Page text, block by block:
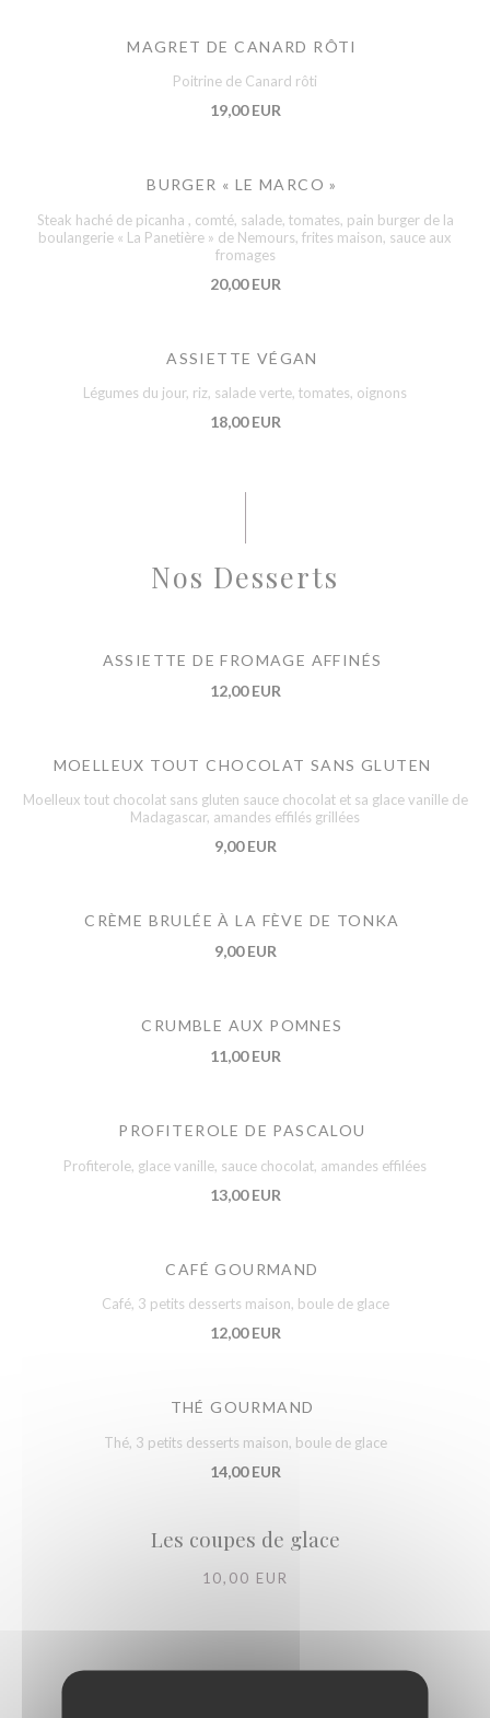
MAGRET DE CANARD RÔTI
Poitrine de Canard rôti
19,00 EUR
BURGER « LE MARCO »
Steak haché de picanha , comté, salade, tomates, pain burger de la
boulangerie « La Panetière » de Nemours, frites maison, sauce aux
fromages
20,00 EUR
ASSIETTE VÉGAN
Légumes du jour, riz, salade verte, tomates, oignons
18,00 EUR
Nos Desserts
ASSIETTE DE FROMAGE AFFINÉS
12,00 EUR
MOELLEUX TOUT CHOCOLAT SANS GLUTEN
Moelleux tout chocolat sans gluten sauce chocolat et sa glace vanille de
Madagascar, amandes effilés grillées
9,00 EUR
CRÈME BRULÉE À LA FÈVE DE TONKA
9,00 EUR
CRUMBLE AUX POMNES
11,00 EUR
PROFITEROLE DE PASCALOU
Profiterole, glace vanille, sauce chocolat, amandes effilées
13,00 EUR
CAFÉ GOURMAND
Café, 3 petits desserts maison, boule de glace
12,00 EUR
THÉ GOURMAND
Thé, 3 petits desserts maison, boule de glace
14,00 EUR
Les coupes de glace
10,00 EUR